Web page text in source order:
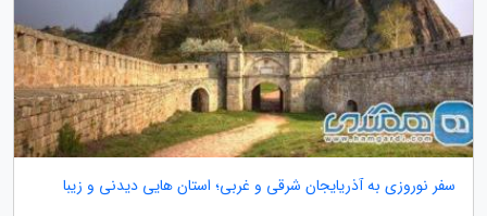
سفر نوروزی به آذریایجان شرقی و غربی؛ استان هایی دیدنی و زیبا